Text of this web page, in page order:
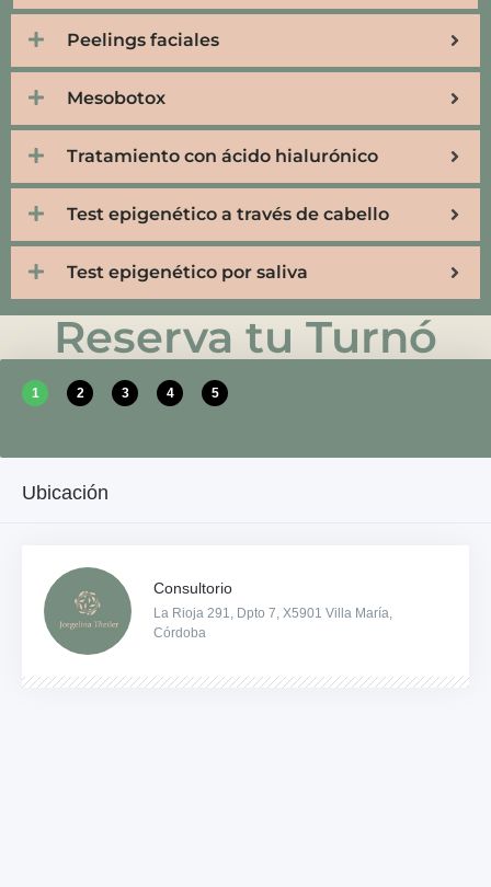
Peelings faciales
Mesobotox
Tratamiento con ácido hialurónico
Test epigenético a través de cabello
Test epigenético por saliva
Reserva tu Turnó
1 2 3 4 5
Ubicación
Consultorio
La Rioja 291, Dpto 7, X5901 Villa María,
Córdoba